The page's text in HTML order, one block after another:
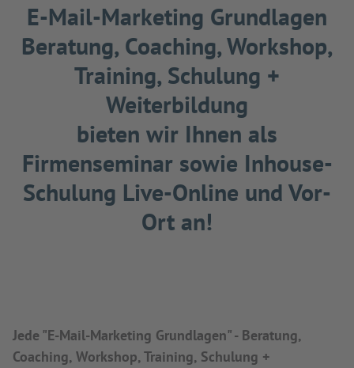
E-Mail-Marketing Grundlagen
Beratung, Coaching, Workshop,
Training, Schulung +
Weiterbildung
bieten wir Ihnen als
Firmenseminar sowie Inhouse-
Schulung Live-Online und Vor-
Ort an!
Jede "E-Mail-Marketing Grundlagen" - Beratung,
Coaching, Workshop, Training, Schulung +